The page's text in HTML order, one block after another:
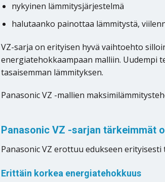
nykyinen lämmitysjärjestelmä
halutaanko painottaa lämmitystä,
VZ-sarja on erityisen hyvä vaihtoehto
energiatehokkaampaan malliin. Uudempi
tasaisemman lämmityksen.
Panasonic VZ -mallien
Panasonic VZ -sarjan tärkeimmät
Panasonic VZ erottuu edukseen
Erittäin korkea energiatehokkuus